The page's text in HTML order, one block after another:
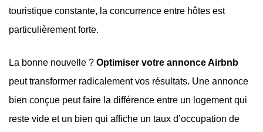
touristique constante, la concurrence entre hôtes est
particulièrement forte.
La bonne nouvelle ? Optimiser votre annonce Airbnb
peut transformer radicalement vos résultats. Une annonce
bien conçue peut faire la différence entre un logement qui
reste vide et un bien qui affiche un taux d’occupation de